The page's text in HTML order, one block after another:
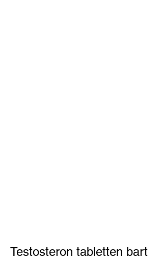
Testosteron tabletten bart